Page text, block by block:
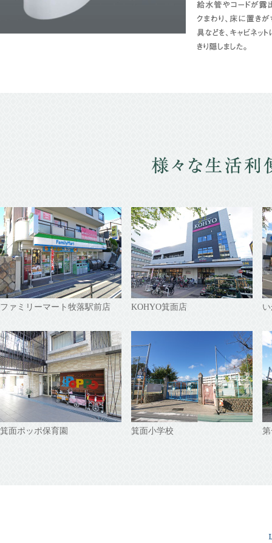
ファミリーマート牧落駅前店 KOHYO箕面店
箕面ポッポ保育園 箕面小学校